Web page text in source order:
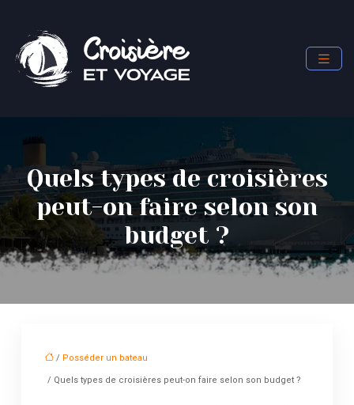
Quels types de croisières
peut-on faire selon son
budget ?
/ Posséder un bateau
/ Quels types de croisières peut-on faire selon son budget ?